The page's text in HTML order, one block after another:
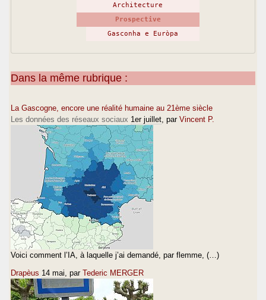
Architecture
Prospective
Gasconha e Euròpa
Dans la même rubrique :
La Gascogne, encore une réalité humaine au 21ème siècle
Les données des réseaux sociaux 1er juillet , par Vincent P.
Voici comment l’IA, à laquelle j’ai demandé, par flemme, (…)
Drapèus 14 mai , par Tederic MERGER